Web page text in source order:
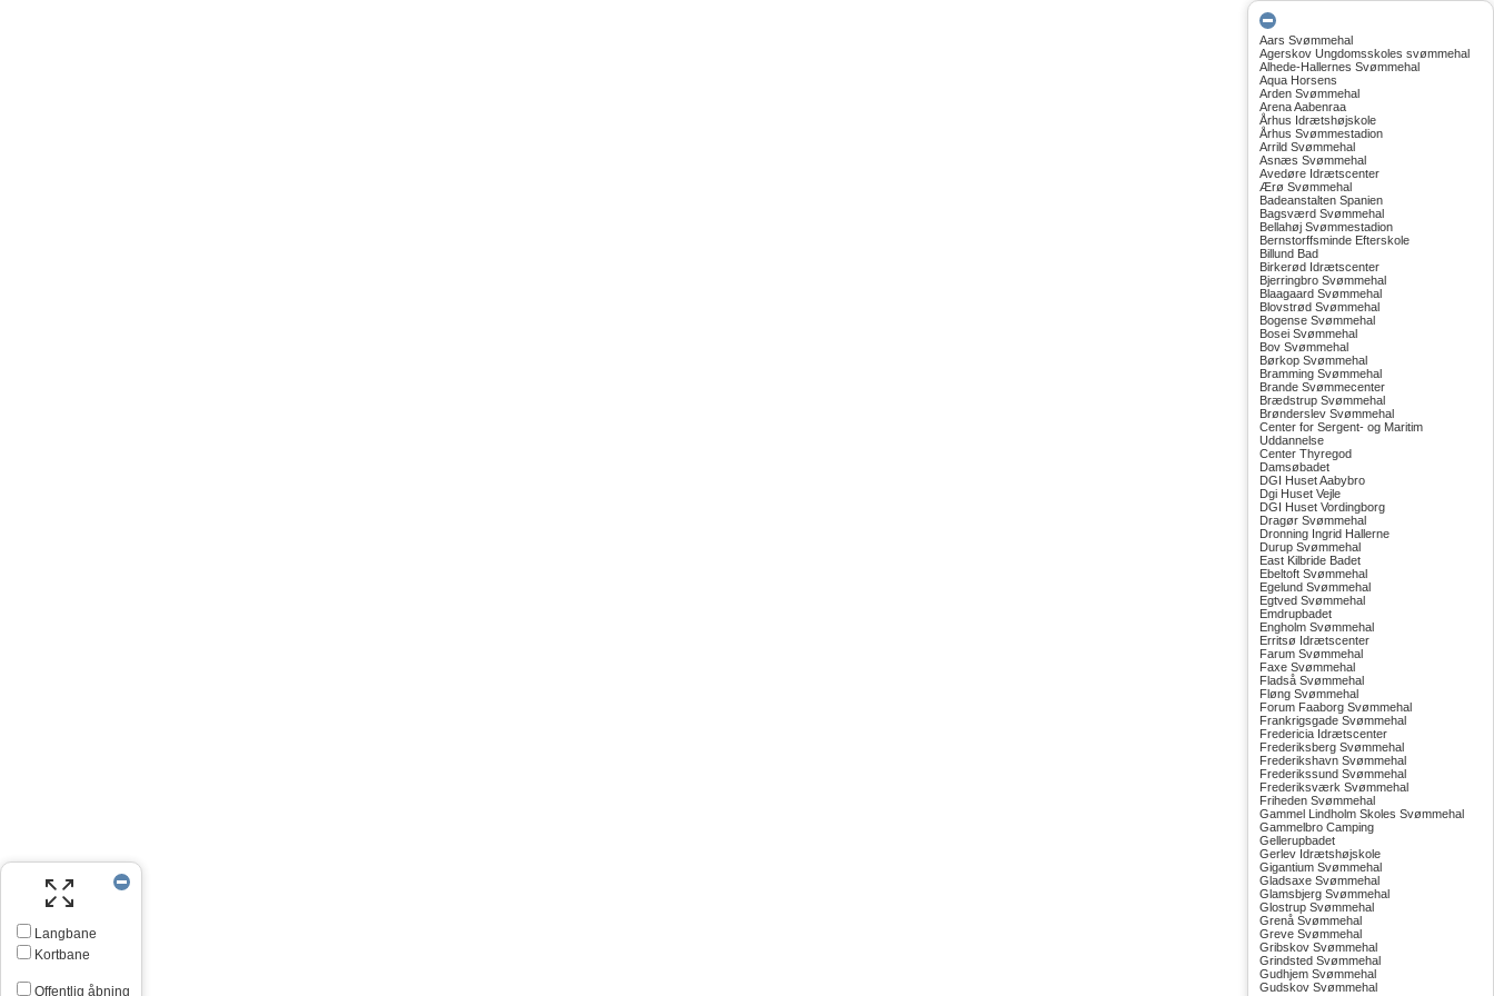
Langbane
Kortbane
Offentlig åbning
Aars Svømmehal
Agerskov Ungdomsskoles svømmehal
Alhede-Hallernes Svømmehal
Aqua Horsens
Arden Svømmehal
Arena Aabenraa
Århus Idrætshøjskole
Århus Svømmestadion
Arrild Svømmehal
Asnæs Svømmehal
Avedøre Idrætscenter
Ærø Svømmehal
Badeanstalten Spanien
Bagsværd Svømmehal
Bellahøj Svømmestadion
Bernstorffsminde Efterskole
Billund Bad
Birkerød Idrætscenter
Bjerringbro Svømmehal
Blaagaard Svømmehal
Blovstrød Svømmehal
Bogense Svømmehal
Bosei Svømmehal
Bov Svømmehal
Børkop Svømmehal
Bramming Svømmehal
Brande Svømmecenter
Brædstrup Svømmehal
Brønderslev Svømmehal
Center for Sergent- og Maritim
Uddannelse
Center Thyregod
Damsøbadet
DGI Huset Aabybro
Dgi Huset Vejle
DGI Huset Vordingborg
Dragør Svømmehal
Dronning Ingrid Hallerne
Durup Svømmehal
East Kilbride Badet
Ebeltoft Svømmehal
Egelund Svømmehal
Egtved Svømmehal
Emdrupbadet
Engholm Svømmehal
Erritsø Idrætscenter
Farum Svømmehal
Faxe Svømmehal
Fladså Svømmehal
Fløng Svømmehal
Forum Faaborg Svømmehal
Frankrigsgade Svømmehal
Fredericia Idrætscenter
Frederiksberg Svømmehal
Frederikshavn Svømmehal
Frederikssund Svømmehal
Frederiksværk Svømmehal
Friheden Svømmehal
Gammel Lindholm Skoles Svømmehal
Gammelbro Camping
Gellerupbadet
Gerlev Idrætshøjskole
Gigantium Svømmehal
Gladsaxe Svømmehal
Glamsbjerg Svømmehal
Glostrup Svømmehal
Grenå Svømmehal
Greve Svømmehal
Gribskov Svømmehal
Grindsted Svømmehal
Gudhjem Svømmehal
Gudskov Svømmehal